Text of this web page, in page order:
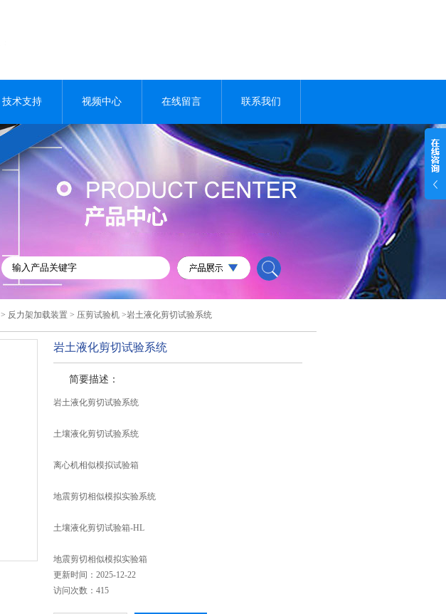
技术支持 视频中心 在线留言 联系我们
> 反力架加载装置 > 压剪试验机 >岩土液化剪切试验系统
岩土液化剪切试验系统
简要描述：
岩土液化剪切试验系统
土壤液化剪切试验系统
离心机相似模拟试验箱
地震剪切相似模拟实验系统
土壤液化剪切试验箱-HL
地震剪切相似模拟实验箱
更新时间：2025-12-22
访问次数：415